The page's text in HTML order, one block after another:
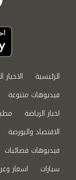
الرئيسية الاخبار
فيديوهات متنوعة
اخبار الرياضة
الاقتصاد والبورصة
فيديوهات فضائيات
سيارات
اسعار